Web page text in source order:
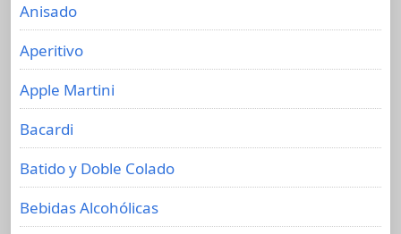
Anisado
Aperitivo
Apple Martini
Bacardi
Batido y Doble Colado
Bebidas Alcohólicas